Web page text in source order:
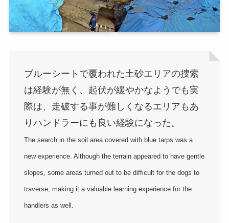
ブルーシートで覆われた土砂エリアの捜索
は経験が無く、起伏が緩やかなようでも実
際は、走破する事が難しくなるエリアもあ
りハンドラーにも良い経験になった。
The search in the soil area covered with blue tarps was a
new experience. Although the terrain appeared to have gentle
slopes, some areas turned out to be difficult for the dogs to
traverse, making it a valuable learning experience for the
handlers as well.